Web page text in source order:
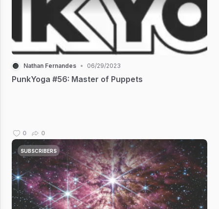
Nathan Fernandes • 06/29/2023
PunkYoga #56: Master of Puppets
0 0
SUBSCRIBERS